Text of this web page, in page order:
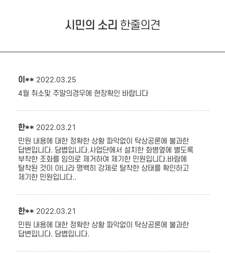
시민의 소리 한줄의견
이** 2022.03.25
4월 취소및 주말의경우에 현장확인 바랍니다
한** 2022.03.21
민원 내용에 대한 정확한 상황 파악없이 탁상공론에 불과한
답변입니다. 담볍입니다.사업단에서 설치한 화병옆에 별도록
부착한 조화를 임의로 제거하여 제기한 민원입니다.바람에
탈착된 것이 아니라 명백히 강제로 탈착한 상태를 확인하고
제기한 민원입니다..
한** 2022.03.21
민원 내용에 대한 정확한 상황 파악없이 탁상공론에 불과한
답변입니다. 담볍입니다.